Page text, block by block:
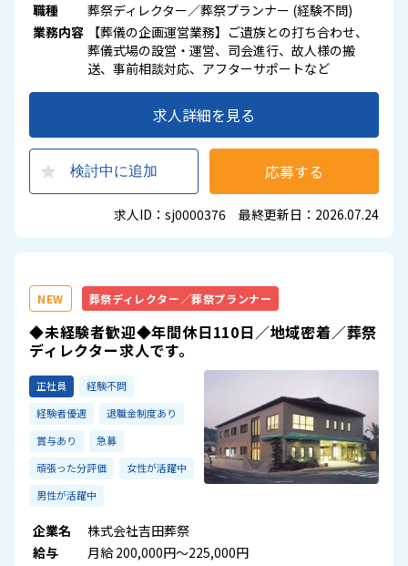
職種
葬祭ディレクター／葬祭プランナー (経験不問)
業務内容
【葬儀の企画運営業務】ご遺族との打ち合わせ、
葬儀式場の設営・運営、司会進行、故人様の搬
送、事前相談対応、アフターサポートなど
求人詳細を見る
検討中に追加 応募する
求人ID：sj0000376 最終更新日：2026.07.24
NEW 葬祭ディレクター／葬祭プランナー
◆未経験者歓迎◆年間休日110日／地域密着／葬祭
ディレクター求人です。
正社員
経験不問
経験者優遇
退職金制度あり
賞与あり
急募
頑張った分評価
女性が活躍中
男性が活躍中
企業名
株式会社吉田葬祭
給与
月給 200,000円～225,000円